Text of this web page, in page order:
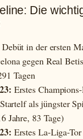
Die
Debüt in der ersten
gegen Real
Tagen
Erstes
als jüngster
Jahre, 83 Tage)
Erstes La-Liga-Tor